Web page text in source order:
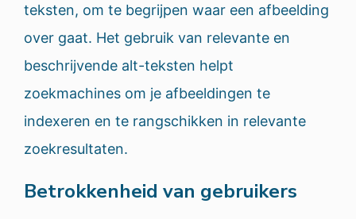
teksten, om te begrijpen waar een afbeelding
over gaat. Het gebruik van relevante en
beschrijvende alt-teksten helpt
zoekmachines om je afbeeldingen te
indexeren en te rangschikken in relevante
zoekresultaten.
Betrokkenheid van gebruikers